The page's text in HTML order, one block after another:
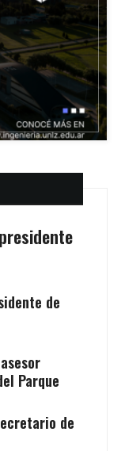
de
Parque
de